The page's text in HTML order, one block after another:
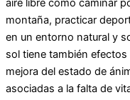
aire libre como caminar
montaña, practicar
en un entorno natural y
sol tiene también
mejora del estado de
asociadas a la falta de